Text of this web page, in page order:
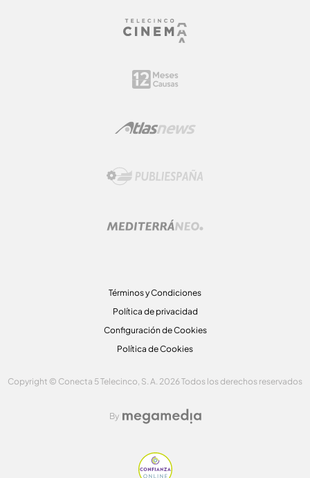
Términos y Condiciones
Política de privacidad
Configuración de Cookies
Política de Cookies
Copyright © Conecta 5 Telecinco, S. A. 2026 Todos los derechos reservados
By